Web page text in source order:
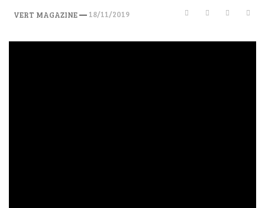
VERT MAGAZINE— 18/11/2019